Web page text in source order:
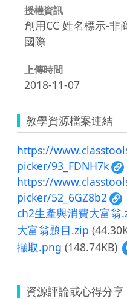
授權資訊
創用CC 姓名標示-非
國際
上傳時間
2018-11-07
教學資源檔案連結
https://
picker/93_FDNH7k
https://
picker/52_6GZ8b2
ch2生產與消費大富翁
大富翁題目.zip
擷取.png (148.74KB)
資源評論或心得分享